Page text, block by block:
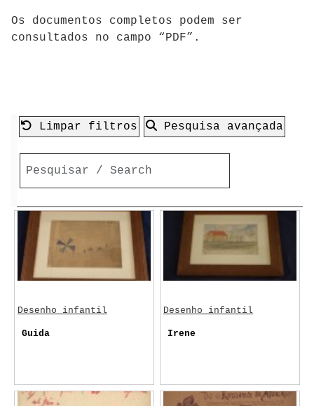
Os documentos completos podem ser
consultados no campo “PDF”.
Limpar filtros Pesquisa avançada
Desenho infantil
Guida
Desenho infantil
Irene